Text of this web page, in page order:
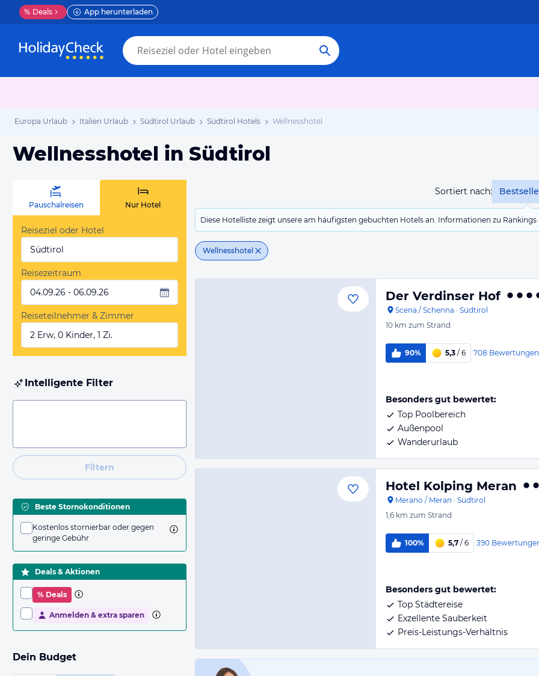
% Deals App herunterladen
Europa Urlaub Italien Urlaub Südtirol Urlaub Südtirol Hotels Wellnesshotel
Wellnesshotel in Südtirol
Sortiert nach:
Diese Hotelliste zeigt unsere am häufigsten gebuchten Hotels an. Informationen zu
Wellnesshotel
Pauschalreisen Nur Hotel
Reiseziel oder Hotel
Südtirol
Reisezeitraum
04.09.26 - 06.09.26
Reiseteilnehmer & Zimmer
2 Erw, 0 Kinder, 1 Zi.
Intelligente Filter
Filtern
Beste Stornokonditionen
Kostenlos stornierbar oder gegen
geringe Gebühr
Deals & Aktionen
% Deals
Anmelden & extra sparen
Dein Budget
Der Verdinser Hof
Scena / Schenna · Südtirol
10 km zum Strand
90% 5,3 / 6 708 Bewertungen
Besonders gut bewertet:
Top Poolbereich
Außenpool
Wanderurlaub
Hotel Kolping Meran
Merano / Meran · Südtirol
1,6 km zum Strand
100% 5,7 / 6 390
Besonders gut bewertet:
Top Städtereise
Exzellente Sauberkeit
Preis-Leistungs-Verhältnis